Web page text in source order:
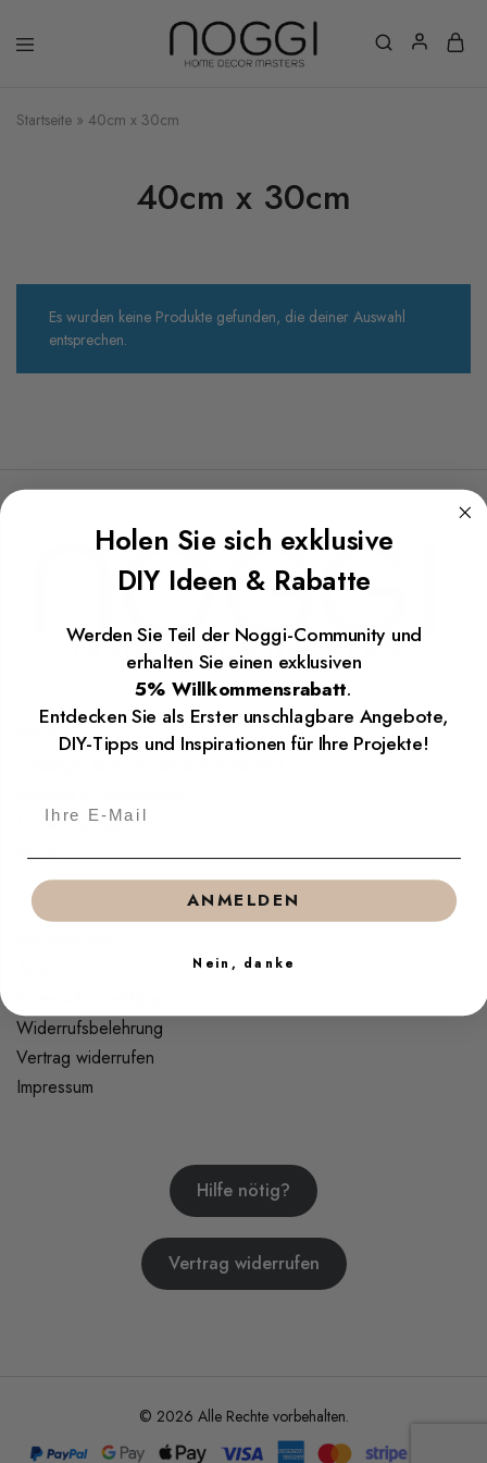
Startseite » 40cm x 30cm
40cm x 30cm
Es wurden keine Produkte gefunden, die deiner Auswahl
entsprechen.
SERVICE
Loyalitätsprogramm
FAQs
Widerrufsbelehrung
Vertrag widerrufen
Impressum
Hilfe nötig?
Vertrag widerrufen
© 2026 Alle Rechte vorbehalten.
Holen Sie sich exklusive
DIY Ideen & Rabatte
Werden Sie Teil der Noggi-Community und
erhalten Sie einen exklusiven
5% Willkommensrabatt.
Entdecken Sie als Erster unschlagbare Angebote,
DIY-Tipps und Inspirationen für Ihre Projekte!
ANMELDEN
Nein, danke